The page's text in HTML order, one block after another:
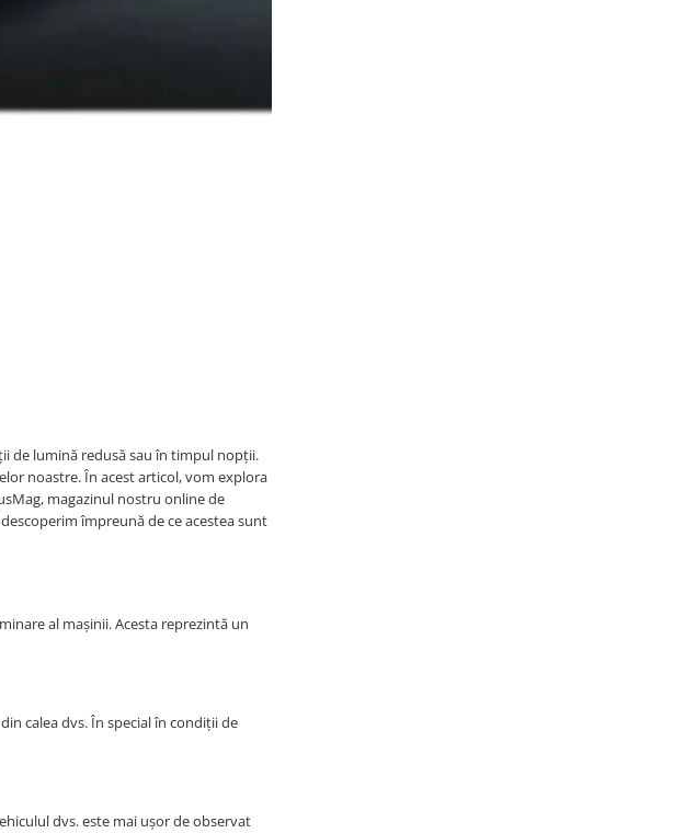
de lumină redusă sau în timpul nopții.
noastre. În acest articol, vom explora
magazinul nostru online de
împreună de ce acestea sunt
al mașinii. Acesta reprezintă un
calea dvs. În special în condiții de
dvs. este mai ușor de observat